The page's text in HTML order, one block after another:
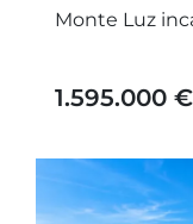
Monte Luz
dominante
1.595.000 €